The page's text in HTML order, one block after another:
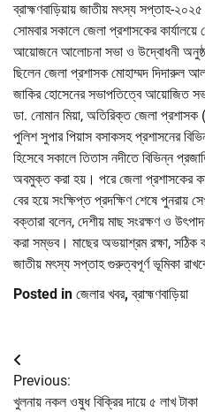
ব্রাহ্মণবাড়িয়ায় জাতীয় মৎস্য সপ্তাহ-
সোমবার সকালে জেলা প্রশাসকের
আয়োজনে আলোচনা সভা ও উদ্বোধনী
ছিলেন জেলা প্রশাসক মোহাম্মদ দিদারুল
জাকির হোসেনের সভাপতিত্বে আয়োজিত
ডা. নোমান মিয়া, অতিরিক্ত জেলা প্রশাসক
পুলিশ সুপার পিয়াস বসাকসহ প্রশাসনের
হিসেবে সকালে তিতাস নদীতে বিভিন্ন
অবমুক্ত করা হয়। পরে জেলা প্রশাসকের
বের হয়ে সংক্ষিপ্ত প্রদক্ষিণ শেষে পুনরায়
বক্তারা বলেন, দেশীয় মাছ সংরক্ষণ ও
করা সম্ভব। মাছের অভয়াশ্রম রক্ষা, সঠিক
জাতীয় মৎস্য সপ্তাহ গুরুত্বপূর্ণ ভূমিকা
Posted in জেলার খবর,ব্রাহ্মণবাড়িয়া
Post
navigation
Previous:
খুলনায় নকল ওষুধ বিক্রির দায়ে ৫ লাখ টাকা